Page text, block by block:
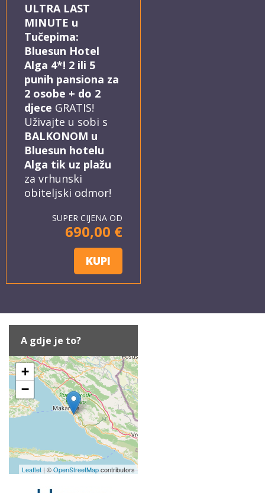
ULTRA LAST
MINUTE u
Tučepima:
Bluesun Hotel
Alga 4*! 2 ili 5
punih pansiona za
2 osobe + do 2
djece GRATIS!
Uživajte u sobi s
BALKONOM u
Bluesun hotelu
Alga tik uz plažu
za vrhunski
obiteljski odmor!
SUPER CIJENA OD
690,00 €
KUPI
A gdje je to?
+
−
Leaflet | ©OpenStreetMapcontributors